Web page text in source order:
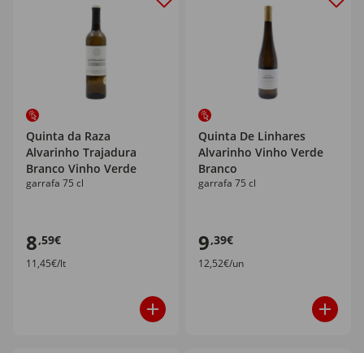
Quinta da Raza
Alvarinho Trajadura
Branco Vinho Verde
garrafa 75 cl
8,59€
11,45€/lt
Quinta De Linhares
Alvarinho Vinho Verde
Branco
garrafa 75 cl
9,39€
12,52€/un